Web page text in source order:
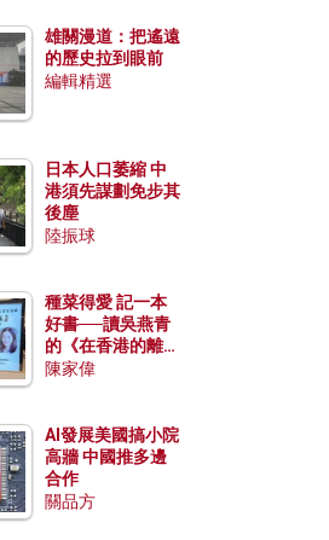
雄關漫道：把遙遠
的歷史拉到眼前
編輯精選
日本人口萎縮 中
港須先謀劃免步其
後塵
陸振球
種菜得愛 記一本
好書──讀吳燕青
的《在香港的離島
種菜》
陳家偉
AI發展美國搞小院
高牆 中國推多邊
合作
關品方